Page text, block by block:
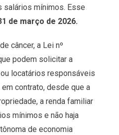
salários mínimos. Esse
de março de 2026.
câncer, a Lei nº
podem solicitar a
locatários responsáveis
contrato, desde que a
a renda familiar
mínimos e não haja
de economia